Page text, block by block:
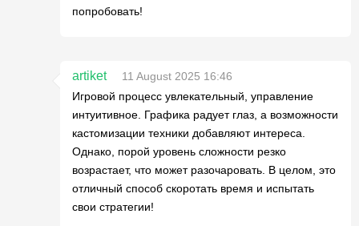
попробовать!
artiket
11 August 2025 16:46
Игровой процесс увлекательный, управление
интуитивное. Графика радует глаз, а возможности
кастомизации техники добавляют интереса.
Однако, порой уровень сложности резко
возрастает, что может разочаровать. В целом, это
отличный способ скоротать время и испытать
свои стратегии!